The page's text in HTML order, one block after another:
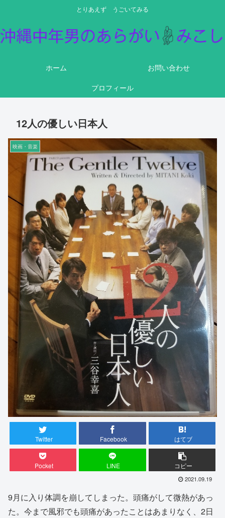
とりあえず うごいてみる
ホーム
お問い合わせ
プロフィール
12人の優しい日本人
映画・音楽
Twitter Facebook はてブ
Pocket LINE コピー
2021.09.19
9月に入り体調を崩してしまった。頭痛がして微熱があっ
た。今まで風邪でも頭痛があったことはあまりなく、2日